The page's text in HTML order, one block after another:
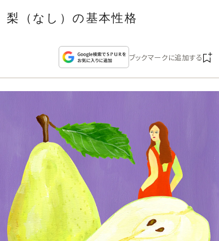
CELEBRITY
WEDDING
FORTUNE
SDGs
MAGAZINE
梨（なし）の基本性格
ブックマークに追加する